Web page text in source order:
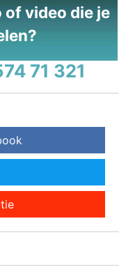
of video die je
71 321